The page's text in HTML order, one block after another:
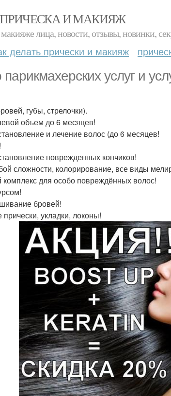
ПРИЧЕСКА И МАКИЯЖ
лица, новости, отзывы, новинки,
делать прически и макияж
парикмахерских услуг и
губы, стрелочки).
объем до 6 месяцев!
и лечение волос (до 6 месяцев!
поврежденных кончиков!
сложности, колорирование, все виды
для особо повреждённых волос!
бровей!
укладки, локоны!